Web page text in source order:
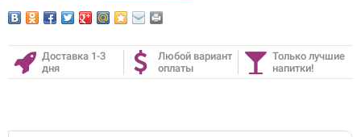
Доставка 1-3
дня
Любой вариант
оплаты
Только лучшие
напитки!